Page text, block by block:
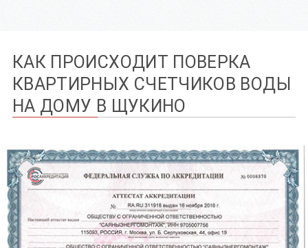
КАК ПРОИСХОДИТ ПОВЕРКА
КВАРТИРНЫХ СЧЕТЧИКОВ ВОДЫ
НА ДОМУ В ЩУКИНО